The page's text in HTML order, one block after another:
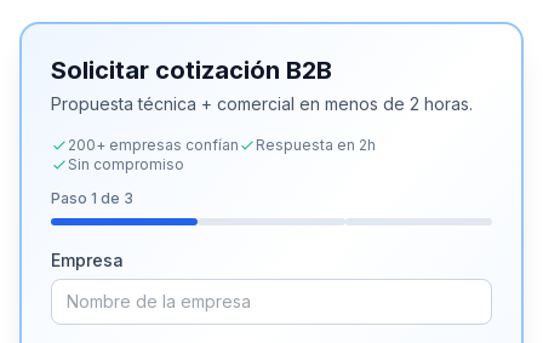
Solicitar cotización B2B
Propuesta técnica + comercial en menos de 2 horas.
200+ empresas confían
Respuesta en 2h
Sin compromiso
Paso 1 de 3
Empresa